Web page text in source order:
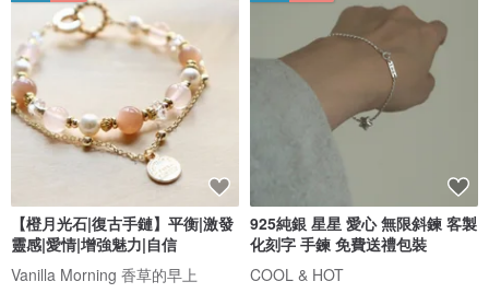
【橙月光石|復古手鏈】平衡|激發
靈感|愛情|增強魅力|自信
Vanilla Morning 香草的早上
925純銀 星星 愛心 無限斜鍊 客製
化刻字 手鍊 免費送禮包裝
COOL & HOT